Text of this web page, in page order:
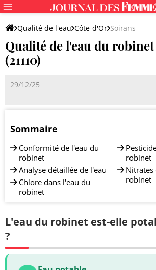
Qualité de l'eau Côte-d'Or Soirans
Qualité de l'eau du
(21110)
29/12/25
Sommaire
Conformité de l'eau du
robinet
Analyse détaillée de l'eau
Chlore dans l'eau du
robinet
robinet
Nitrates
robinet
L'eau du robinet est-elle
?